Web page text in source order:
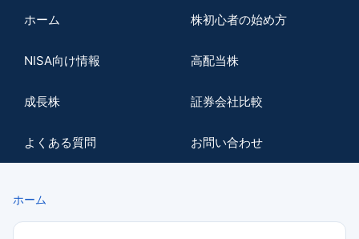
ホーム 株初心者の始め方
NISA向け情報 高配当株
成長株 証券会社比較
よくある質問 お問い合わせ
ホーム